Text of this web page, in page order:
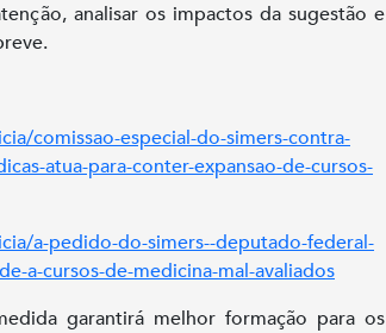
analisar os impactos da sugestão e
comissao-especial-do-simers-contra-
atua-para-conter-expansao-de-cursos-
a-pedido-do-simers--deputado-federal-
a-cursos-de-medicina-mal-avaliados
garantirá melhor formação para os